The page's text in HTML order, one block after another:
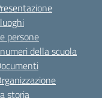
persone
della scuola
storia